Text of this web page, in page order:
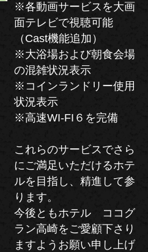
※各動画サービスを大画
面テレビで視聴可能
（Cast機能追加）
※大浴場および朝食会場
の混雑状況表示
※コインランドリー使用
状況表示
※高速WI-FI６を完備
これらのサービスでさら
にご満足いただけるホテ
ルを目指し、精進して参
ります。
今後ともホテル ココグ
ラン高崎をご愛顧下さり
ますようお願い申し上げ